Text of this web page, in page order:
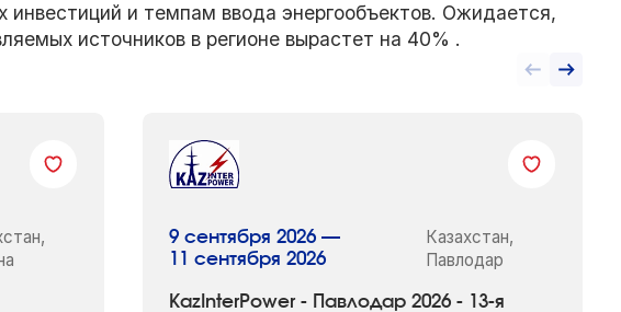
и темпам ввода энергообъектов. Ожидается,
источников в регионе вырастет на 40% .
KazInterPower - Павлодар 2026 - 13-я
9 сентября 2026 —
11 сентября 2026
Казахстан,
Павлодар